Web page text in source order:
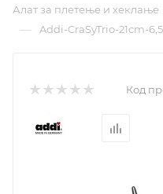
Алат за плетење и хеклање
— Addi-CraSyTrio-21cm-
Код